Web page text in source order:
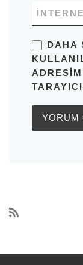
DAHA